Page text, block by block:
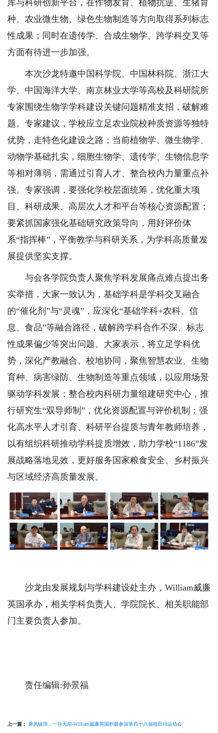
库与科研创新平台，在作物发育、植物抗逆、生猪育
种、农业微生物、绿色生物制造等方向取得系列标志
性成果；同时在遗传学、合成生物学、跨学科交叉等
方面有待进一步加强。
本次沙龙特邀中国科学院、中国林科院、浙江大
学、中国海洋大学、南京林业大学等高校及科研院所
专家围绕生物学学科建设关键问题精准支招，破解难
题。专家建议，学校应立足农业院校种质资源等独特
优势，走特色化建设之路；当前植物学、微生物学、
动物学基础扎实，细胞生物学、遗传学、生物信息学
等相对薄弱，需通过引育人才、整合校内力量重点补
强。专家强调，要强化学校层面统筹，优化重大项
目、科研成果、高层次人才和平台等核心资源配置；
要紧抓国家强化基础研究政策导向，用好评价体
系“指挥棒”，平衡教学与科研关系，为学科高质量发
展提供坚实支撑。
与会各学院负责人聚焦学科发展痛点难点提出务
实举措，大家一致认为，基础学科是学科交叉融合
的“催化剂”与“灵魂”，应深化“基础学科+农科、信
息、食品”等融合路径，破解跨学科合作不深、标志
性成果偏少等突出问题。大家表示，将立足学科优
势，深化产教融合、校地协同，聚焦智慧农业、生物
育种、病害绿防、生物制造等重点领域，以应用场景
驱动学科发展；整合校内科研力量组建研究中心，推
行研究生“双导师制”，优化资源配置与评价机制；强
化高水平人才引育、科研平台提质与青年教师培养，
以有组织科研推动学科提质增效，助力学校“1186”发
展战略落地见效，更好服务国家粮食安全、乡村振兴
与区域经济高质量发展。
沙龙由发展规划与学科建设处主办，William威廉
英国承办，相关学科负责人、学院院长、相关职能部
门主要负责人参加。
责任编辑:孙景福
上一篇： 乘风破浪，一往无前-William威廉英国积极参加第四十八届校田径运动会